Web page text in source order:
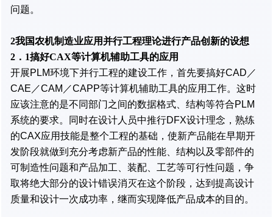
问题。
2我国农机制造业应用并行工程理论进行产品创新的设想
2．1搞好CAX等计算机辅助工具的应用
开展PLM环境下并行工程的建设工作，首先要搞好CAD／
CAE／CAM／CAPP等计算机辅助工具的应用工作。这时
应该注意的是不同部门之间的数据格式、结构等符合PLM
系统的要求。同时在设计人员中推行DFX设计理念，熟练
的CAX应用技能是整个工程的基础，使新产品能在早期开
发阶段就做到充分考虑新产品的性能、结构以及零部件的
可制造性问题和产品加工、装配、工艺等可行性问题，争
取将绝大部分的设计错误消灭在这个阶段，达到提高设计
质量和设计一次成功率，继而实现降低产品成本的目的。